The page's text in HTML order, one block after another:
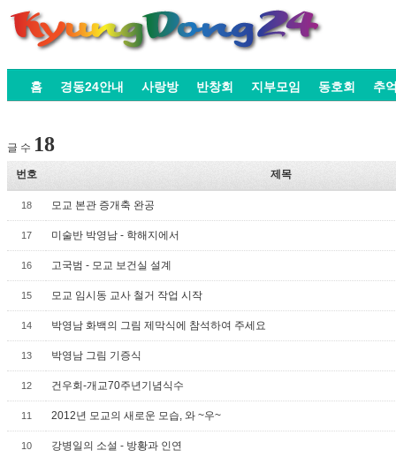
홈 경동24안내 사랑방 반창회 지부모임 동호회 추
글 수 18
번호 제목
18 모교 본관 증개축 완공
17 미술반 박영남 - 학해지에서
16 고국범 - 모교 보건실 설계
15 모교 임시동 교사 철거 작업 시작
14 박영남 화백의 그림 제막식에 참석하여 주세요
13 박영남 그림 기증식
12 건우회-개교70주년기념식수
11 2012년 모교의 새로운 모습, 와 ~우~
10 강병일의 소설 - 방황과 인연